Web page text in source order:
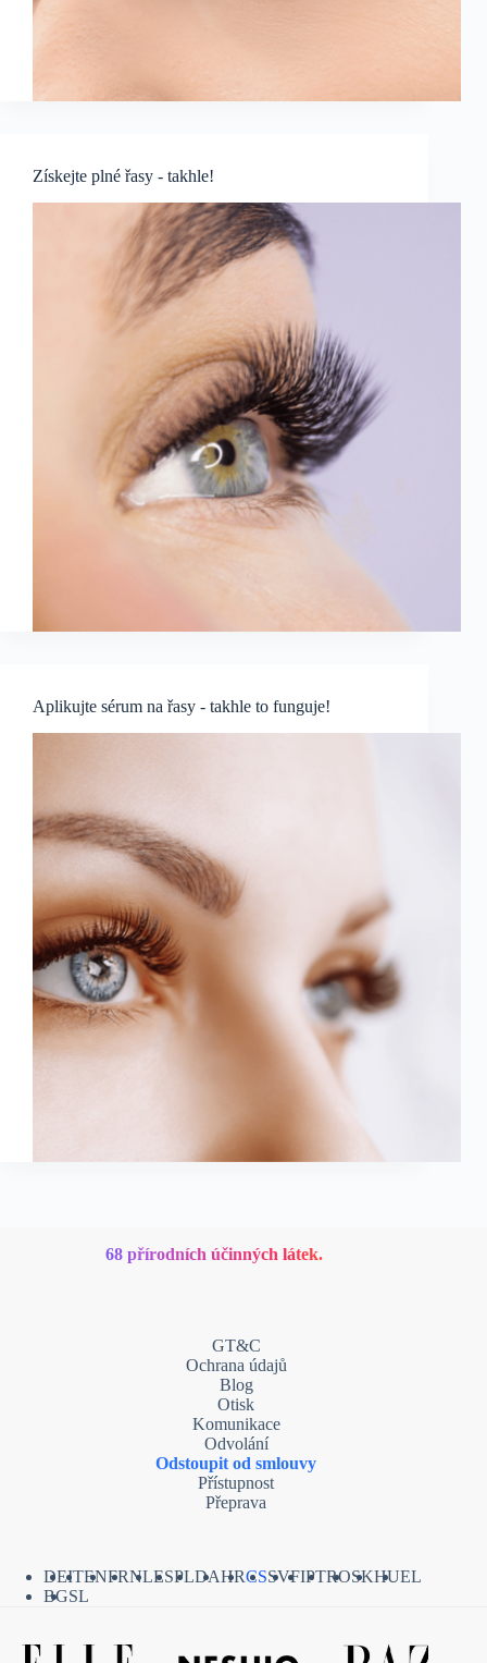
Získejte plné řasy - takhle!
Aplikujte sérum na řasy - takhle to funguje!
68 přírodních účinných látek.
GT&C
Ochrana údajů
Blog
Otisk
Komunikace
Odvolání
Odstoupit od smlouvy
Přístupnost
Přeprava
DEITENFRNLESPLDAHRCSSVFIPTROSKHUEL
BGSL